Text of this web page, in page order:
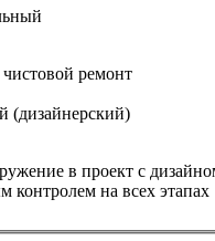
ремонт
(дизайнерский)
в проект с
контролем на всех этапах